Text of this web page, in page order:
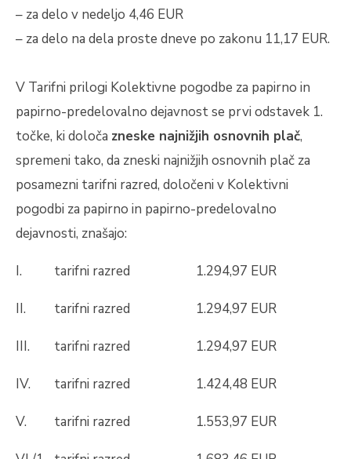
– za delo v nedeljo 4,46 EUR
– za delo na dela proste dneve po zakonu 11,17 EUR.
V Tarifni prilogi Kolektivne pogodbe za papirno in
papirno-predelovalno dejavnost se prvi odstavek 1.
točke, ki določa zneske najnižjih osnovnih plač,
spremeni tako, da zneski najnižjih osnovnih plač za
posamezni tarifni razred, določeni v Kolektivni
pogodbi za papirno in papirno-predelovalno
dejavnosti, znašajo:
I. tarifni razred 1.294,97 EUR
II. tarifni razred 1.294,97 EUR
III. tarifni razred 1.294,97 EUR
IV. tarifni razred 1.424,48 EUR
V. tarifni razred 1.553,97 EUR